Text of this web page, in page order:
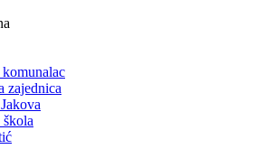
zajednica